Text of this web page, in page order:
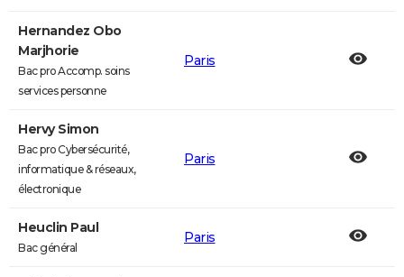
Hernandez Obo
Marjhorie
Bac pro Accomp. soins
services personne
Paris
Hervy Simon
Bac pro Cybersécurité,
informatique & réseaux,
électronique
Paris
Heuclin Paul
Bac général
Paris